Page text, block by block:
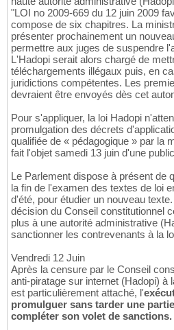
"LOI no 2009-669 du 12 juin 2009
compose de six chapitres. La
présenter prochainement un
permettre aux juges de suspendre
L'Hadopi serait alors chargé de
téléchargements illégaux puis, en
juridictions compétentes. Les
devraient être envoyés dès cet
Pour s'appliquer, la loi Hadopi
promulgation des décrets
qualifiée de « pédagogique » par la
fait l'objet samedi 13 juin d'une
Le Parlement dispose à présent de
la fin de l'examen des textes de loi
d'été, pour étudier un nouveau
décision du Conseil constitutionnel
plus à une autorité administrative
sanctionner les contrevenants à la
Vendredi 12 Juin
Après la censure par le Conseil
anti-piratage sur internet (Hadopi) à
est particulièrement attaché, l'
promulguer sans tarder une
compléter son volet de sanctions.